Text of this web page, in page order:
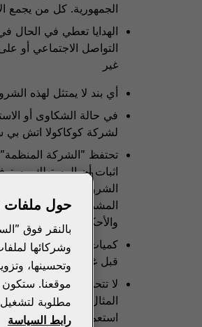
الجمهورية. كل من يجمع الأغطية
الهدايا تعطي في الحال
غير
أي بند لا يمتثل لهذه
في حالة الشكاوى أو
لشركة كوكاكولا اتش بي
تحتفظ "الشركة المنظمة"
اثبات أن المستهلك
الشروط علي سبيل
المشمولة بالعرض، كما
والأحكام.
كميات الهدايا من تيشيرت
قبل غيرهم من
لا تتحمل الشركة
المثال لا الحصر ــ
استعمال الهدايا الخاصة
حول ملفات
وشركائها
وتحسينها،
موقعنا. ستكون
مطلوبة لتشغيل
رابط السياسة